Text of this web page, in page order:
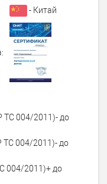
- Китай
ТС 004/2011)- до
ТС 004/2011)- до
004/2011)+ до